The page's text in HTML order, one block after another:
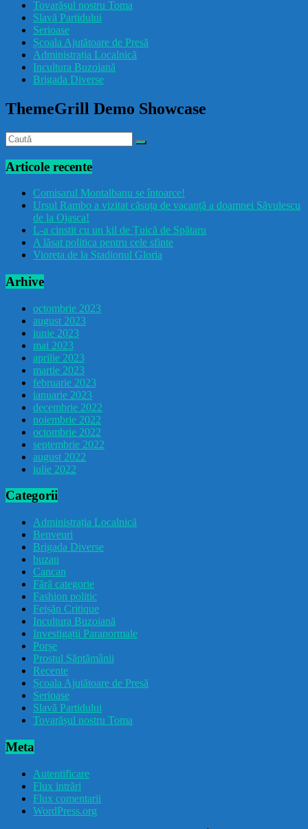
drăcușorulbuzoian
Tovarășul nostru Toma
Slavă Partidului
Serioase
Școala Ajutătoare de Presă
Administrația Localnică
Incultura Buzoiană
Brigada Diverse
ThemeGrill Demo Showcase
Articole recente
Comisarul Montalbanu se întoarce!
Ursul Rambo a vizitat căsuța de vacanță a doamnei Săvulescu
de la Ojasca!
L-a cinstit cu un kil de Țuică de Spătaru
A lăsat politica pentru cele sfinte
Vioreta de la Stadionul Gloria
Arhive
octombrie 2023
august 2023
iunie 2023
mai 2023
aprilie 2023
martie 2023
februarie 2023
ianuarie 2023
decembrie 2022
noiembrie 2022
octombrie 2022
septembrie 2022
august 2022
iulie 2022
Categorii
Administrația Localnică
Benveuri
Brigada Diverse
buzau
Cancan
Fără categorie
Fashion politic
Feișăn Critique
Incultura Buzoiană
Investigații Paranormale
Porșe
Prostul Săptămânii
Recente
Școala Ajutătoare de Presă
Serioase
Slavă Partidului
Tovarășul nostru Toma
Meta
Autentificare
Flux intrări
Flux comentarii
WordPress.org